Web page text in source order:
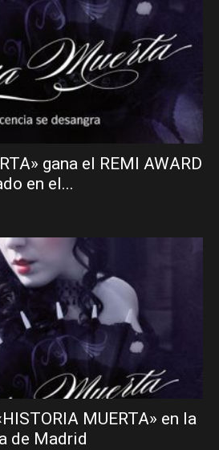
gana el REMI AWARD
en el...
MUERTA» en la
de Madrid